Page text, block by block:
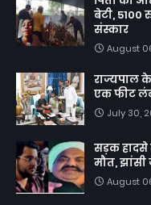
बेटी, 5100
संस्कार
August
राज्यपाल
एक फीट
July 30,
सड़क
मौत,
August